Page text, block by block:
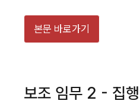
본문 바로가기
보조 임무 2 - 집행